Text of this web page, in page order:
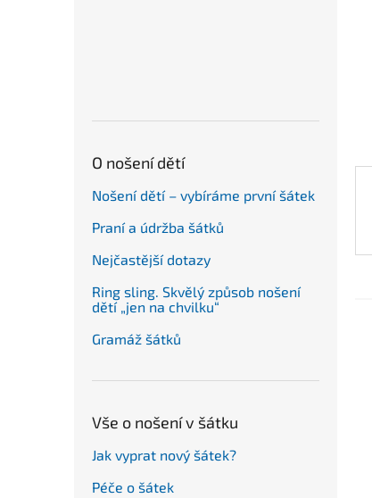
O nošení dětí
Nošení dětí – vybíráme první šátek
Praní a údržba šátků
Nejčastější dotazy
Ring sling. Skvělý způsob nošení
dětí „jen na chvilku“
Gramáž šátků
Vše o nošení v šátku
Jak vyprat nový šátek?
Péče o šátek